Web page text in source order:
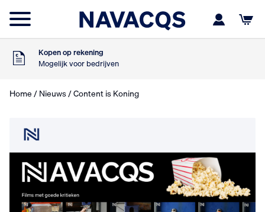
Morgen in huis
9
Klanten geven ons
Op basis van 453 beoordelingen
Kopen op rekening
Mogelijk voor bedrijven
Voor 16:00 besteld
,5
Gratis verzending
Vanaf €75,- excl. BTW
Voor 16:00 besteld
Morgen in huis
Home/Nieuws/ Content is Koning